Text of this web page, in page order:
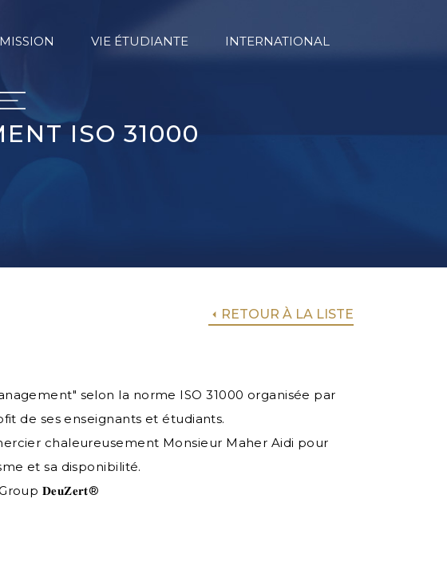
VIE ÉTUDIANTE INTERNATIONAL
ISO 31000
RETOUR À LA LISTE
selon la norme ISO 31000 organisée par
de ses enseignants et étudiants.
chaleureusement Monsieur Maher Aidi pour
et sa disponibilité.
𝐃𝐞𝐮𝐙𝐞𝐫𝐭®